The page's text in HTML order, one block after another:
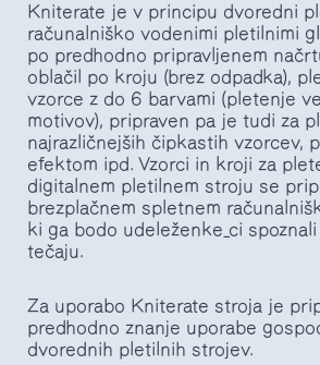
Kniterate je v principu dvoredni
računalniško vodenimi pletilnimi
po predhodno pripravljenem
oblačil po kroju (brez odpadka),
vzorce z do 6 barvami (pletenje
motivov), pripraven pa je tudi za
najrazličnejših čipkastih vzorcev,
efektom ipd. Vzorci in kroji za
digitalnem pletilnem stroju se
brezplačnem spletnem
ki ga bodo udeleženke_ci
tečaju.
Za uporabo Kniterate stroja je
predhodno znanje uporabe
dvorednih pletilnih strojev.